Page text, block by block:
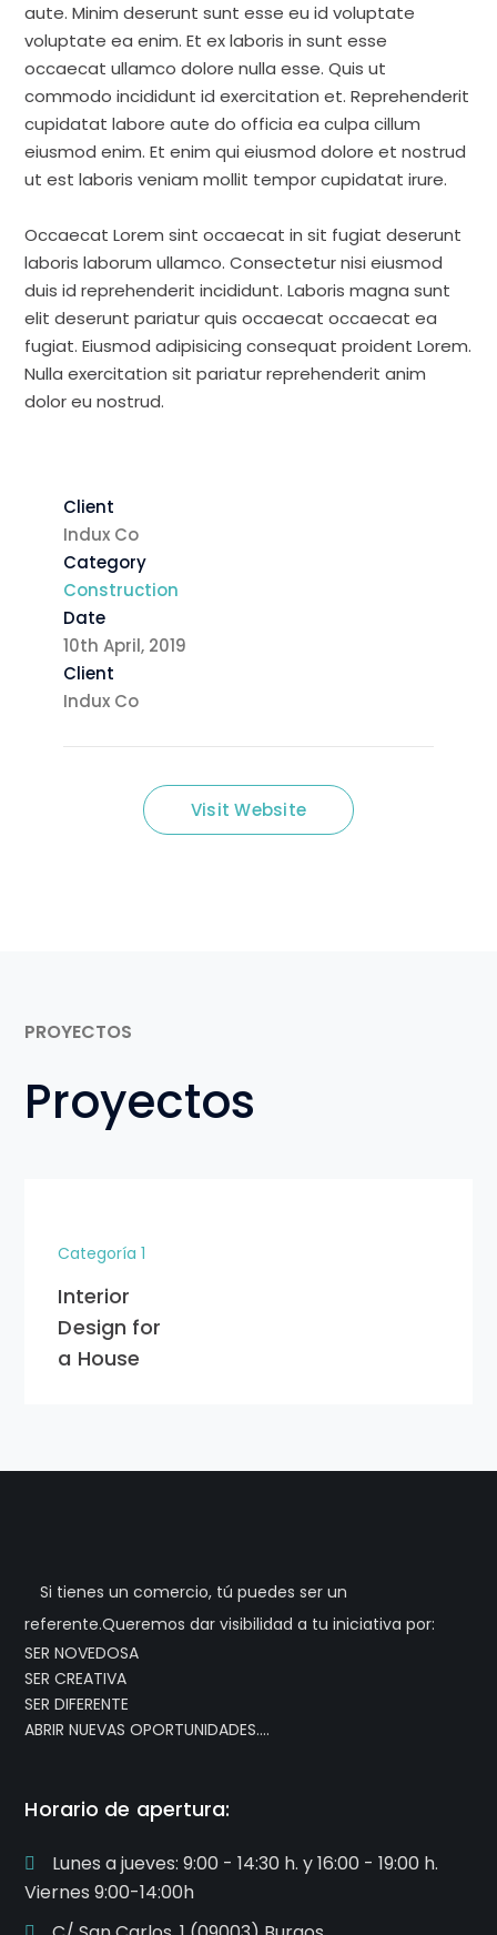
aute. Minim deserunt sunt esse eu id voluptate
voluptate ea enim. Et ex laboris in sunt esse
occaecat ullamco dolore nulla esse. Quis ut
commodo incididunt id exercitation et. Reprehenderit
cupidatat labore aute do officia ea culpa cillum
eiusmod enim. Et enim qui eiusmod dolore et nostrud
ut est laboris veniam mollit tempor cupidatat irure.
Occaecat Lorem sint occaecat in sit fugiat deserunt
laboris laborum ullamco. Consectetur nisi eiusmod
duis id reprehenderit incididunt. Laboris magna sunt
elit deserunt pariatur quis occaecat occaecat ea
fugiat. Eiusmod adipisicing consequat proident Lorem.
Nulla exercitation sit pariatur reprehenderit anim
dolor eu nostrud.
Client
Indux Co
Category
Construction
Date
10th April, 2019
Client
Indux Co
Visit Website
PROYECTOS
Proyectos
Categoría 1
Interior
Design for
a House
Si tienes un comercio, tú puedes ser un
referente.Queremos dar visibilidad a tu iniciativa por:
SER NOVEDOSA
SER CREATIVA
SER DIFERENTE
ABRIR NUEVAS OPORTUNIDADES….
Horario de apertura:
Lunes a jueves: 9:00 - 14:30 h. y 16:00 - 19:00 h.
Viernes 9:00-14:00h